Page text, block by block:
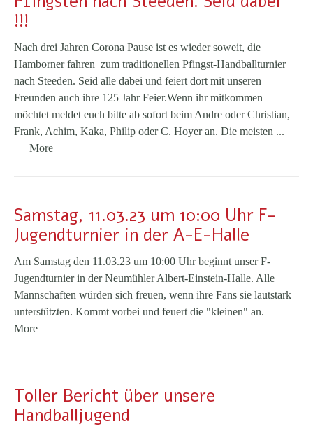
!!!
Nach drei Jahren Corona Pause ist es wieder soweit, die
Hamborner fahren zum traditionellen Pfingst-Handballturnier
nach Steeden. Seid alle dabei und feiert dort mit unseren
Freunden auch ihre 125 Jahr Feier.Wenn ihr mitkommen
möchtet meldet euch bitte ab sofort beim Andre oder Christian,
Frank, Achim, Kaka, Philip oder C. Hoyer an. Die meisten ...
More
Samstag, 11.03.23 um 10:00 Uhr F-
Jugendturnier in der A-E-Halle
Am Samstag den 11.03.23 um 10:00 Uhr beginnt unser F-
Jugendturnier in der Neumühler Albert-Einstein-Halle. Alle
Mannschaften würden sich freuen, wenn ihre Fans sie lautstark
unterstützten. Kommt vorbei und feuert die "kleinen" an.
More
Toller Bericht über unsere
Handballjugend